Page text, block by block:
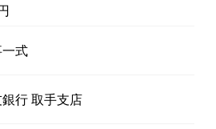
式
行 取手支店